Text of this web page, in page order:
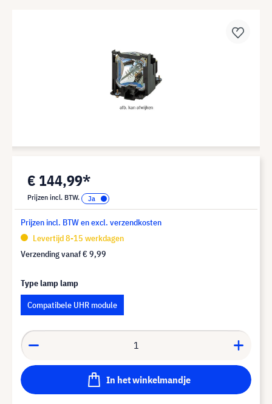
€ 144,99*
Prijzen incl. BTW.
Prijzen incl. BTW en excl. verzendkosten
Levertijd 8-15 werkdagen
Verzending vanaf€ 9,99
Type lamp lamp
Compatibele UHR module
In het winkelmandje